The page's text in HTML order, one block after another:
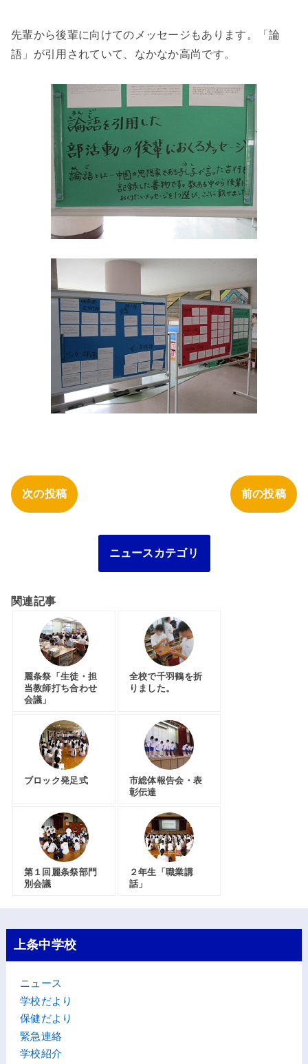
先輩から後輩に向けてのメッセージもあります。「論
語」が引用されていて、なかなか高尚です。
次の投稿 前の投稿
ニュースカテゴリ
関連記事
麗条祭「生徒・担
当教師打ち合わせ
会議」
全校で千羽鶴を折
りました。
ブロック発足式
市総体報告会・表
彰伝達
第１回麗条祭部門
別会議
２年生「職業講
話」
上条中学校
ニュース
学校だより
保健だより
緊急連絡
学校紹介